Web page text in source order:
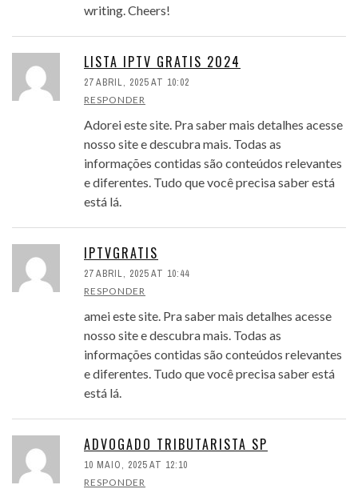
writing. Cheers!
LISTA IPTV GRATIS 2024
27 ABRIL, 2025 AT 10:02
RESPONDER
Adorei este site. Pra saber mais detalhes acesse
nosso site e descubra mais. Todas as
informações contidas são conteúdos relevantes
e diferentes. Tudo que você precisa saber está
está lá.
IPTVGRATIS
27 ABRIL, 2025 AT 10:44
RESPONDER
amei este site. Pra saber mais detalhes acesse
nosso site e descubra mais. Todas as
informações contidas são conteúdos relevantes
e diferentes. Tudo que você precisa saber está
está lá.
ADVOGADO TRIBUTARISTA SP
10 MAIO, 2025 AT 12:10
RESPONDER